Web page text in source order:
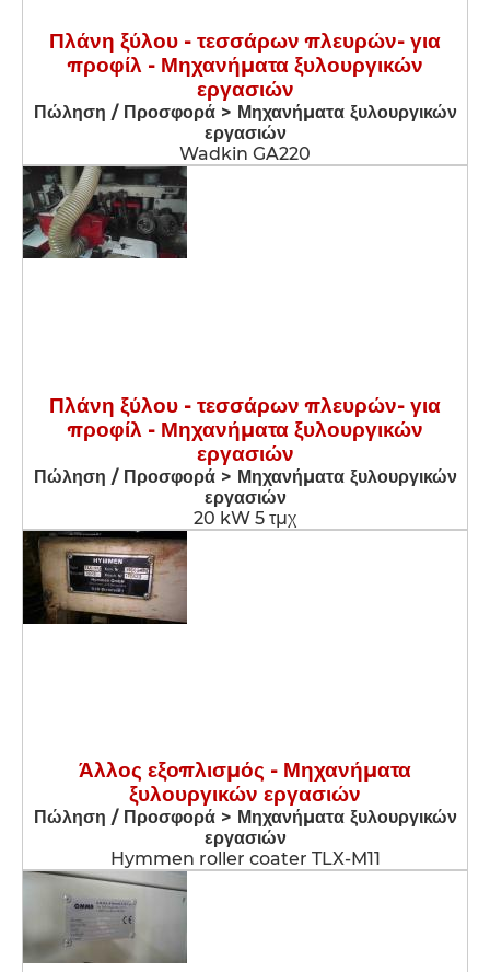
Πλάνη ξύλου - τεσσάρων πλευρών- για
προφίλ - Μηχανήματα ξυλουργικών
εργασιών
Πώληση / Προσφορά > Μηχανήματα ξυλουργικών
εργασιών
Wadkin GA220
Πλάνη ξύλου - τεσσάρων πλευρών- για
προφίλ - Μηχανήματα ξυλουργικών
εργασιών
Πώληση / Προσφορά > Μηχανήματα ξυλουργικών
εργασιών
20 kW 5 τμχ
Άλλος εξοπλισμός - Μηχανήματα
ξυλουργικών εργασιών
Πώληση / Προσφορά > Μηχανήματα ξυλουργικών
εργασιών
Hymmen roller coater TLX-M11